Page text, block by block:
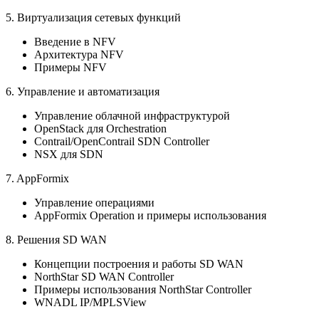
5. Виртуализация сетевых функций
Введение в NFV
Архитектура NFV
Примеры NFV
6. Управление и автоматизация
Управление облачной инфраструктурой
OpenStack для Orchestration
Contrail/OpenContrail SDN Controller
NSX для SDN
7. AppFormix
Управление операциями
AppFormix Operation и примеры использования
8. Решения SD WAN
Концепции построения и работы SD WAN
NorthStar SD WAN Controller
Примеры использования NorthStar Controller
WNADL IP/MPLSView